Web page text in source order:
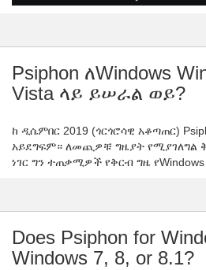
Psiphon ለWindows
Vista ላይ ይሠራል ወይ?
ከ ዲሴምበር 2019 (ጎርጎሮሳዊ አቆጣጠር)
አይደግፍም። ለመጪዎቹ ግዜያት የሚያገለግል
ነገር ግን ተጠቃሚዎች የቅርብ ግዜ
Does Psiphon for
Windows 7, 8, or 8.1?